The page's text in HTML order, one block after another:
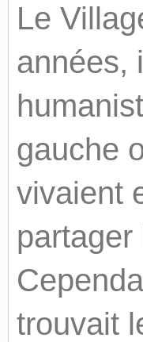
Le
années,
gauche
vivaient
trouvait